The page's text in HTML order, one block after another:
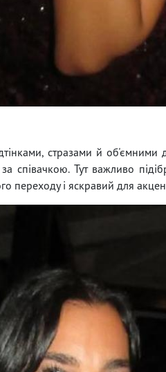
стразами й
співачкою. Тут важливо
переходу і яскравий для